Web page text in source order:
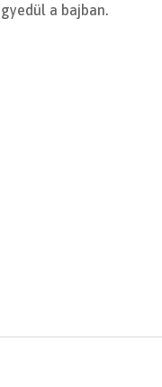
a bajban.